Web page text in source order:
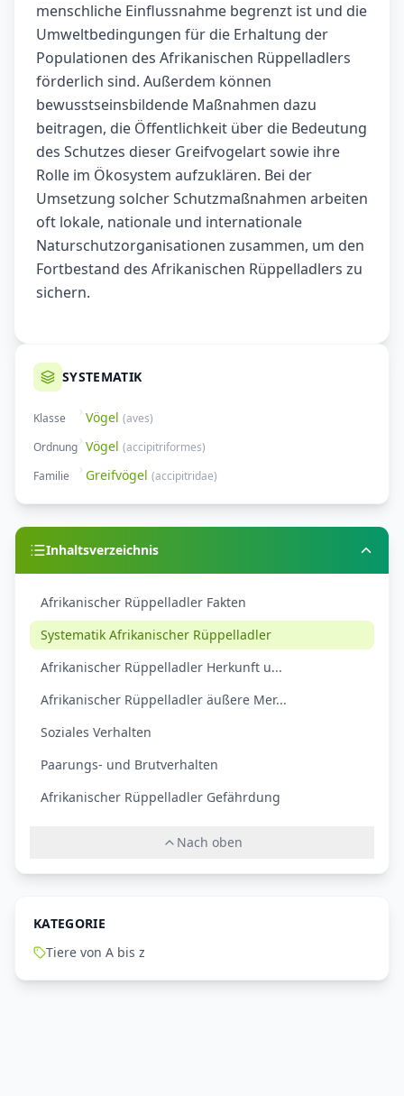
menschliche Einflussnahme begrenzt ist und die
Umweltbedingungen für die Erhaltung der
Populationen des Afrikanischen Rüppelladlers
förderlich sind. Außerdem können
bewusstseinsbildende Maßnahmen dazu
beitragen, die Öffentlichkeit über die Bedeutung
des Schutzes dieser Greifvogelart sowie ihre
Rolle im Ökosystem aufzuklären. Bei der
Umsetzung solcher Schutzmaßnahmen arbeiten
oft lokale, nationale und internationale
Naturschutzorganisationen zusammen, um den
Fortbestand des Afrikanischen Rüppelladlers zu
sichern.
SYSTEMATIK
Klasse Vögel (aves)
Ordnung Vögel (accipitriformes)
Familie
Greifvögel (accipitridae)
Inhaltsverzeichnis
Afrikanischer Rüppelladler Fakten
Systematik Afrikanischer Rüppelladler
Afrikanischer Rüppelladler Herkunft u...
Afrikanischer Rüppelladler äußere Mer...
Soziales Verhalten
Paarungs- und Brutverhalten
Afrikanischer Rüppelladler Gefährdung
Nach oben
KATEGORIE
Tiere von A bis z